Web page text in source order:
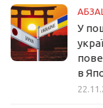
У
в